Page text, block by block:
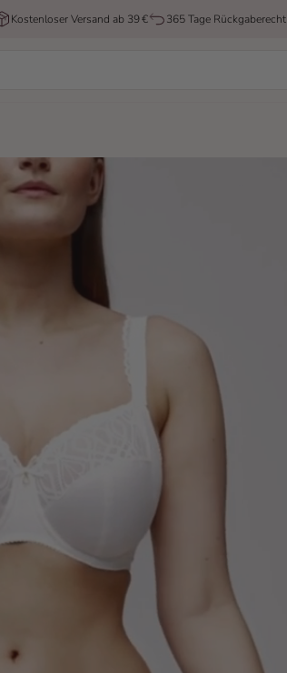
Kostenloser Versand ab 39 € 365 Tage Rückgaberecht